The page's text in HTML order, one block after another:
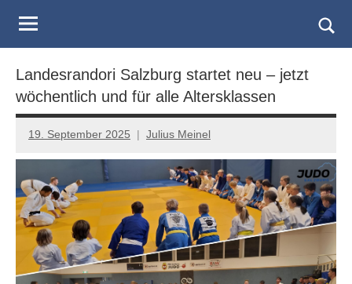
Judo
Landesverband
Salzburg
Landesrandori Salzburg startet neu – jetzt
wöchentlich und für alle Altersklassen
19. September 2025 Julius Meinel